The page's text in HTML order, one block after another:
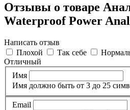
Отзывы о товаре
Waterproof Power
Написать отзыв
Плохой
Так себе
Отличный
Имя
Имя должно быть от 3 до 25
Email